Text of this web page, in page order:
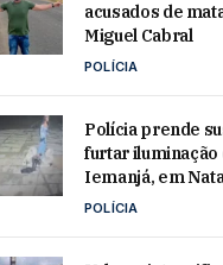
acusados de
Miguel Cabral
POLÍCIA
Polícia prende
furtar iluminação
Iemanjá, em
POLÍCIA